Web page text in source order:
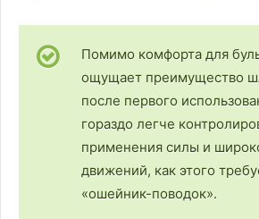
Помимо комфорта для
ощущает преимущество
после первого
гораздо легче
применения силы и
движений, как этого
«ошейник-поводок».